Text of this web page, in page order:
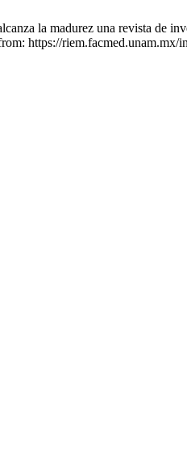
la madurez una revista de
https://riem.facmed.unam.mx/